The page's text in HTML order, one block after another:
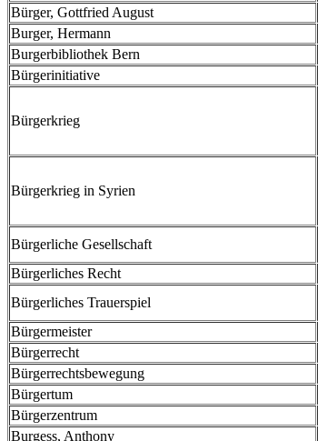
Bürger, Gottfried August
Burger, Hermann
Burgerbibliothek Bern
Bürgerinitiative
Bürgerkrieg
Bürgerkrieg in Syrien
Bürgerliche Gesellschaft
Bürgerliches Recht
Bürgerliches Trauerspiel
Bürgermeister
Bürgerrecht
Bürgerrechtsbewegung
Bürgertum
Bürgerzentrum
Burgess, Anthony